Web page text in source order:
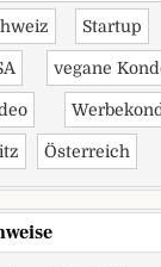
Startup
vegane
Österreich